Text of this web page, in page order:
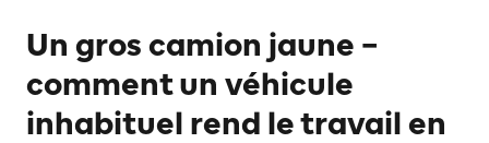
Un gros camion jaune –
comment un véhicule
inhabituel rend le travail en